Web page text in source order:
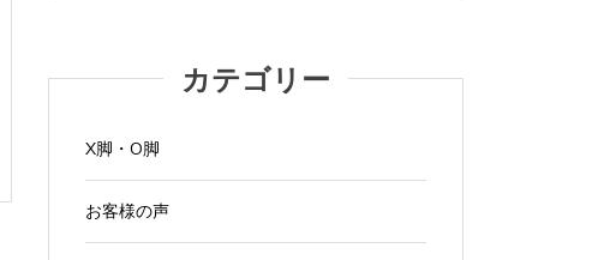
カテゴリー
X脚・O脚
お客様の声